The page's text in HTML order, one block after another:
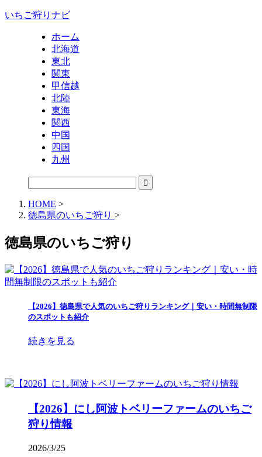
いちご狩りナビ
ホーム
北海道
東北
関東
甲信越
北陸
東海
関西
中国
四国
九州
HOME >
徳島県のいちご狩り >
徳島県のいちご狩り
【2026】徳島県で人気のいちご狩りランキング｜安い・時間無制限
のスポットも紹介
続きを見る
【2026】にし阿波トベリーファームのいちご
狩り情報
2026/3/25